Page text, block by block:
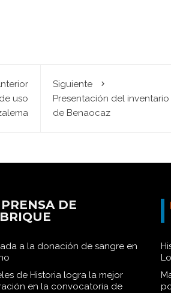
uso
Siguiente
Presentación del
de Benaocaz
PRENSA DE
a la donación de sangre en
de Historia logra la mejor
en la convocatoria de